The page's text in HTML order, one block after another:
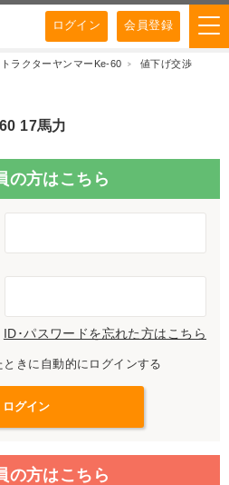
ログイン 会員登録
トラクターヤンマーKe-60 値下げ交渉
17馬力
の方はこちら
ID･パスワードを忘れた方はこちら
きに自動的にログインする
の方はこちら